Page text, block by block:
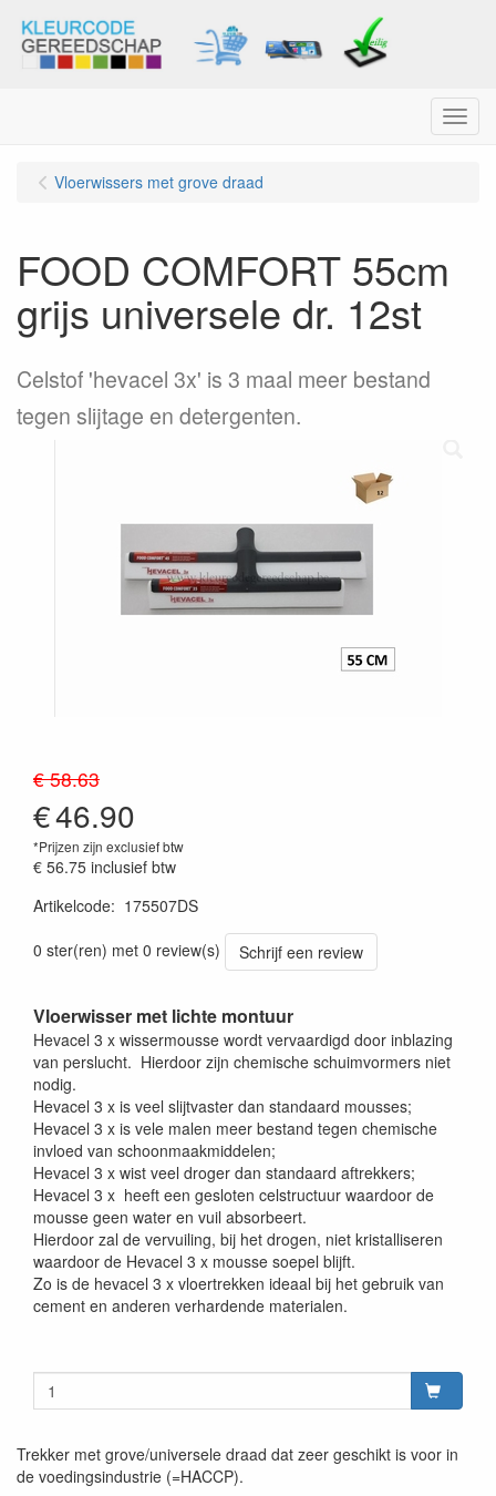
Menu
Vloerwissers met grove draad
FOOD COMFORT 55cm
grijs universele dr. 12st
Celstof 'hevacel 3x' is 3 maal meer bestand
tegen slijtage en detergenten.
€ 58.63
€46.90
*Prijzen zijn exclusief btw
€ 56.75 inclusief btw
Artikelcode: 175507DS
0 ster(ren) met 0 review(s)
Schrijf een review
Vloerwisser met lichte montuur
Hevacel 3 x wissermousse wordt vervaardigd door inblazing
van perslucht. Hierdoor zijn chemische schuimvormers niet
nodig.
Hevacel 3 x is veel slijtvaster dan standaard mousses;
Hevacel 3 x is vele malen meer bestand tegen chemische
invloed van schoonmaakmiddelen;
Hevacel 3 x wist veel droger dan standaard aftrekkers;
Hevacel 3 x heeft een gesloten celstructuur waardoor de
mousse geen water en vuil absorbeert.
Hierdoor zal de vervuiling, bij het drogen, niet kristalliseren
waardoor de Hevacel 3 x mousse soepel blijft.
Zo is de hevacel 3 x vloertrekken ideaal bij het gebruik van
cement en anderen verhardende materialen.
Trekker met grove/universele draad dat zeer geschikt is voor in
de voedingsindustrie (=HACCP).